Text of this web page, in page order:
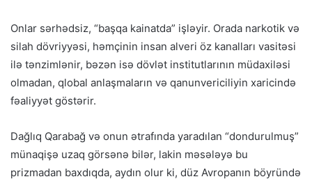
Onlar sərhədsiz, “başqa kainatda” işləyir. Orada narkotik və
silah dövriyyəsi, həmçinin insan alveri öz kanalları vasitəsi
ilə tənzimlənir, bəzən isə dövlət institutlarının müdaxiləsi
olmadan, qlobal anlaşmaların və qanunvericiliyin xaricində
fəaliyyət göstərir.
Dağlıq Qarabağ və onun ətrafında yaradılan “dondurulmuş”
münaqişə uzaq görsənə bilər, lakin məsələyə bu
prizmadan baxdıqda, aydın olur ki, düz Avropanın böyründə